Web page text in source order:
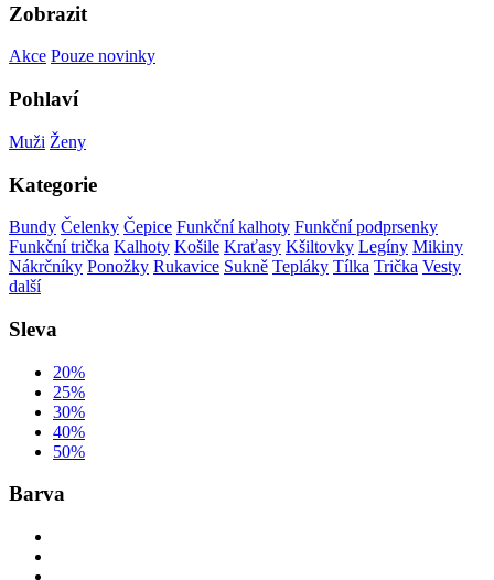
Zobrazit
Akce Pouze novinky
Pohlaví
Muži Ženy
Kategorie
Bundy Čelenky Čepice Funkční kalhoty Funkční podprsenky
Funkční trička Kalhoty Košile Kraťasy Kšiltovky Legíny Mikiny
Nákrčníky Ponožky Rukavice Sukně Tepláky Tílka Trička Vesty
další
Sleva
20%
25%
30%
40%
50%
Barva